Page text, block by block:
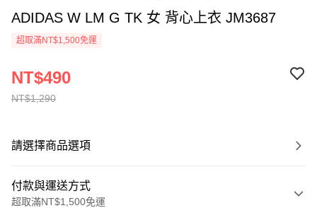
ADIDAS W LM G TK 女 背心上衣 JM3687
超取滿NT$1,500免運
NT$1,290
NT$490
請選擇商品選項
付款與運送方式
超取滿NT$1,500免運